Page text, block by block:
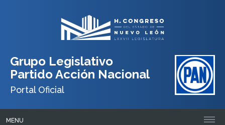
Grupo Legislativo
Partido Acción Nacional
Portal Oficial
MENU